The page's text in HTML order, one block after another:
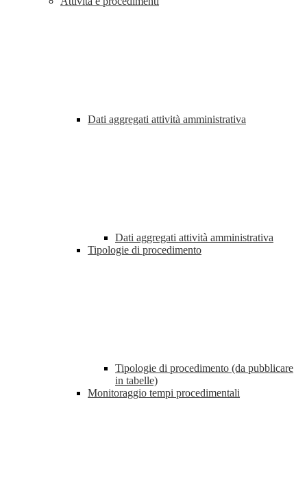
Dati aggregati attività amministrativa
Dati aggregati attività amministrativa
Tipologie di procedimento
Tipologie di procedimento (da pubblicare
in tabelle)
Monitoraggio tempi procedimentali